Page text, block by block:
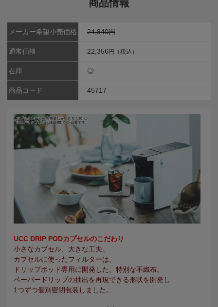
商品情報
メーカー希望小売価格 24,840円
通常価格 22,356 円（税込）
在庫 ◎
商品コード 45717
UCC DRIP PODカプセルのこだわり
小さなカプセル、大きな工夫。
カプセルに使ったフィルターは、
ドリップポッド専用に開発した、特別な不織布。
ペーパードリップの抽出を再現できる形状を開発し
1つずつ個別密閉包装しました。